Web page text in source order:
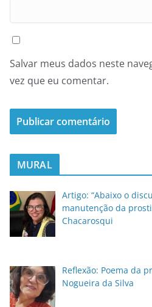
Salvar meus dados neste
vez que eu comentar.
MURAL
Artigo: “Abaixo o
manutenção da
Chacarosqui
Reflexão: Poema da
Nogueira da Silva